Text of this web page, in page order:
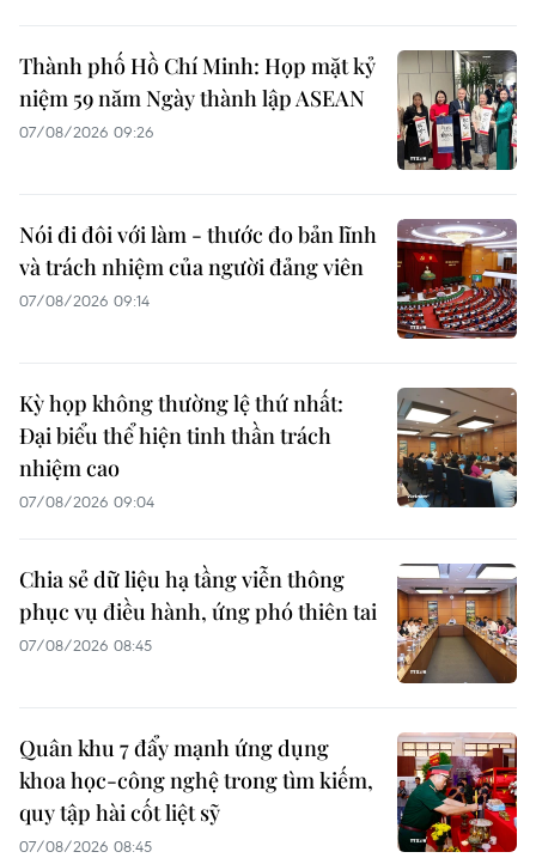
Thành phố Hồ Chí Minh: Họp mặt kỷ
niệm 59 năm Ngày thành lập ASEAN
07/08/2026 09:26
Nói đi đôi với làm - thước đo bản lĩnh
và trách nhiệm của người đảng viên
07/08/2026 09:14
Kỳ họp không thường lệ thứ nhất:
Đại biểu thể hiện tinh thần trách
nhiệm cao
07/08/2026 09:04
Chia sẻ dữ liệu hạ tầng viễn thông
phục vụ điều hành, ứng phó thiên tai
07/08/2026 08:45
Quân khu 7 đẩy mạnh ứng dụng
khoa học-công nghệ trong tìm kiếm,
quy tập hài cốt liệt sỹ
07/08/2026 08:45